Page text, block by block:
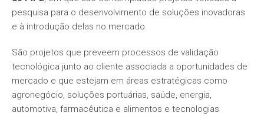
pesquisa para o desenvolvimento de soluções inovadoras
e à introdução delas no mercado.
São projetos que preveem processos de validação
tecnológica junto ao cliente associada a oportunidades de
mercado e que estejam em áreas estratégicas como
agronegócio, soluções portuárias, saúde, energia,
automotiva, farmacêutica e alimentos e tecnologias